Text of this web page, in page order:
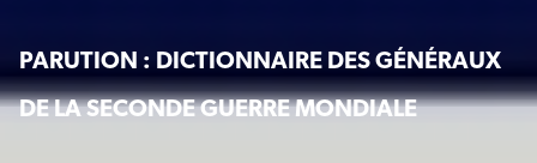
PARUTION : DICTIONNAIRE DES GÉNÉRAUX
DE LA SECONDE GUERRE MONDIALE